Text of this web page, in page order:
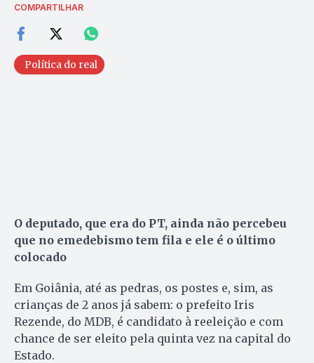
COMPARTILHAR
Política do real
O deputado, que era do PT, ainda não percebeu
que no emedebismo tem fila e ele é o último
colocado
Em Goiânia, até as pedras, os postes e, sim, as
crianças de 2 anos já sabem: o prefeito Iris
Rezende, do MDB, é candidato à reeleição e com
chance de ser eleito pela quinta vez na capital do
Estado.